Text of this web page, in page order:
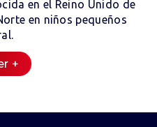
en el Reino Unido de
en niños pequeños
como una hepatitis
previos que
+